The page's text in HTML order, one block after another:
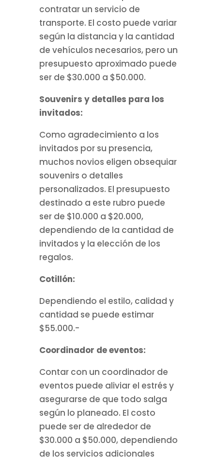
contratar un servicio de
transporte. El costo puede variar
según la distancia y la cantidad
de vehículos necesarios, pero un
presupuesto aproximado puede
ser de $30.000 a $50.000.
Souvenirs y detalles para los
invitados:
Como agradecimiento a los
invitados por su presencia,
muchos novios eligen obsequiar
souvenirs o detalles
personalizados. El presupuesto
destinado a este rubro puede
ser de $10.000 a $20.000,
dependiendo de la cantidad de
invitados y la elección de los
regalos.
Cotillón:
Dependiendo el estilo, calidad y
cantidad se puede estimar
$55.000.-
Coordinador de eventos:
Contar con un coordinador de
eventos puede aliviar el estrés y
asegurarse de que todo salga
según lo planeado. El costo
puede ser de alrededor de
$30.000 a $50.000, dependiendo
de los servicios adicionales